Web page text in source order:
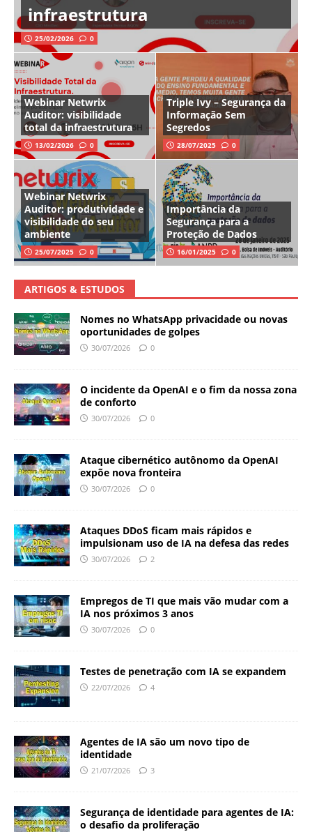
infraestrutura
25/02/2026 0
Webinar Netwrix
Auditor: visibilidade
total da infraestrutura
13/02/2026 0
Triple Ivy – Segurança da
Informação Sem
Segredos
28/07/2025 0
Webinar Netwrix
Auditor: produtividade e
visibilidade do seu
ambiente
25/07/2025 0
Importância da
Segurança para a
Proteção de Dados
16/01/2025 0
ARTIGOS & ESTUDOS
Nomes no WhatsApp privacidade ou novas
oportunidades de golpes
30/07/2026 0
O incidente da OpenAI e o fim da nossa zona
de conforto
30/07/2026 0
Ataque cibernético autônomo da OpenAI
expõe nova fronteira
30/07/2026 0
Ataques DDoS ficam mais rápidos e
impulsionam uso de IA na defesa das redes
30/07/2026 2
Empregos de TI que mais vão mudar com a
IA nos próximos 3 anos
30/07/2026 0
Testes de penetração com IA se expandem
22/07/2026 4
Agentes de IA são um novo tipo de
identidade
21/07/2026 3
Segurança de identidade para agentes de IA:
o desafio da proliferação